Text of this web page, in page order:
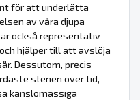
för att underlätta
av våra djupa
också representativ
hjälper till att avslöja
Dessutom, precis
stenen över tid,
känslomässiga